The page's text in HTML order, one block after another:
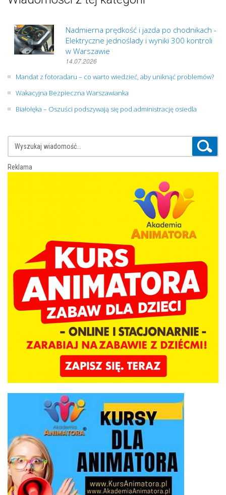
Nadmierna prędkość i jazda po chodnikach -
Elektryczne jednoślady i wyniki 300 kontroli
w Warszawie
14.07.2026
Mandat z fotoradaru – co warto wiedzieć, aby uniknąć problemów?
Wakacyjna Bezpieczna Warszawianka
Białołęka – Oszuści podszywają się pod administrację osiedla
Reklama